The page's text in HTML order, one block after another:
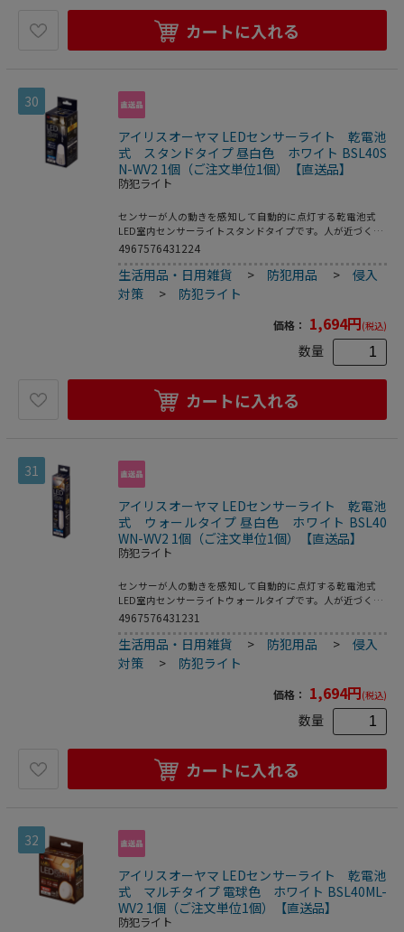
秒点灯の場合）：ON約15時間／AUTOHi約12ヵ月／
AUTOLo約24ヵ月●設置場所：屋内専用●保証期間：お買い
上げ日より1年間●センサー感知距離：約2．5mまで●取り
カートに入れる
30
アイリスオーヤマ LEDセンサーライト 乾電池
式 スタンドタイプ 昼白色 ホワイト BSL40S
N-WV2 1個（ご注文単位1個）【直送品】
防犯ライト
センサーが人の動きを感知して自動的に点灯する乾電池式
LED室内センサーライトスタンドタイプです。人が近づくと
ふわっと光るので階段・クローゼット・ベッドサイドなどの
明かり取りに最適です。乾電池式で電源や配線が不要なの
で、いろいろな場所（壁フック／収納式フック）に簡単に設
置できます。2段階の明るさ切り替えができます（Hi／
Lo）。●光源色：昼白色●光源：0．5W－LED×4個●全光
束：ON：約40lm／AUTOHi：約40lm／AUTOLo：約12lm●
感知センサー：赤外線受動式センサー●明暗センサー：フォ
トセンサー●点灯保持時間：ON常時点灯／AUTO約10秒
（感知中は常時点灯）●点灯モード：OFF／ON／AUTOLo
電池寿命目安（1日10回／各10秒点灯の場合）：ON約15時
間／AUTOHi約12ヵ月／AUTOLo約24ヵ月●設置場所：屋内
専用●保証期間：お買い上げ日より1年間●センサー感知距
4967576431224
生活用品・日用雑貨 > 防犯用品 >侵入
対策
> 防犯ライト
価格： 1,694円(税込)
数量
カートに入れる
31
アイリスオーヤマ LEDセンサーライト 乾電池
式 ウォールタイプ 昼白色 ホワイト BSL40
WN-WV2 1個（ご注文単位1個）【直送品】
防犯ライト
センサーが人の動きを感知して自動的に点灯する乾電池式
LED室内センサーライトウォールタイプです。人が近づくと
ふわっと光るので階段・廊下・物置・玄関・クローゼットな
どの明かり取りに最適です。乾電池式で電源や配線が不要な
ので、いろいろな場所に簡単に設置できます。2段階の明る
さ切り替えができます（Hi／Lo）。●光源色：昼白色●光
源：0．5W－LED×4個●全光束：ON：約40lm／AUTOHi：
約40lm／AUTOLo：約12lm●感知センサー：赤外線受動式
センサー●明暗センサー：フォトセンサー●点灯保持時間：
ON常時点灯／AUTO約10秒（感知中は常時点灯）●点灯モ
ード：OFF／ON／AUTOLo／AUTOHi●使用電池：単3形ア
秒点灯の場合）：ON約15時間／AUTOHi約12ヵ月／
AUTOLo約24ヵ月●設置場所：屋内専用●保証期間：お買い
上げ日より1年間●センサー感知距離：約2．5mまで●取り
4967576431231
生活用品・日用雑貨 > 防犯用品 >侵入
対策
> 防犯ライト
価格： 1,694円(税込)
数量
カートに入れる
32
アイリスオーヤマ LEDセンサーライト 乾電池
式 マルチタイプ 電球色 ホワイト BSL40ML-
WV2 1個（ご注文単位1個）【直送品】
防犯ライト